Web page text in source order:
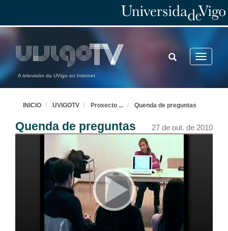
A televisión da UVigo en Internet
Toggle
TOGGLE
SEARCH
INICIO UVIGOTV Proxecto ... Quenda de preguntas
Quenda de preguntas 27 de out. de 2010